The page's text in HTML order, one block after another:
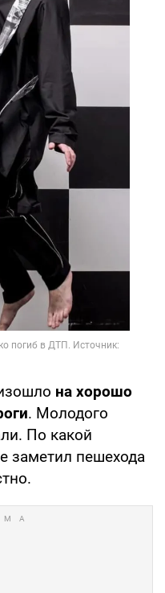
на хорошо
. Молодого
По какой
заметил пешехода